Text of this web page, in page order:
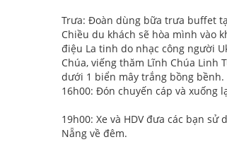
Trưa: Đoàn dùng bữa trưa buffet
Chiều du khách sẽ hòa mình vào
điệu La tinh do nhạc công người
Chúa, viếng thăm Lĩnh Chúa Linh
dưới 1 biển mây trắng bồng bềnh.
16h00: Đón chuyến cáp và xuống
19h00: Xe và HDV đưa các bạn
Nẵng về đêm.